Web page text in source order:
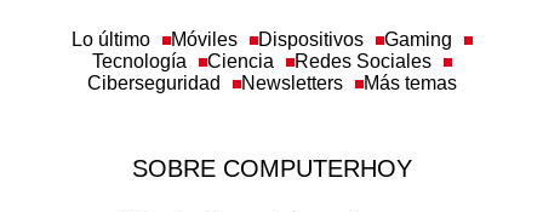
Lo último Móviles Dispositivos
Gaming
Tecnología
Ciencia
Redes Sociales
Ciberseguridad
Newsletters Más temas
SOBRE COMPUTERHOY